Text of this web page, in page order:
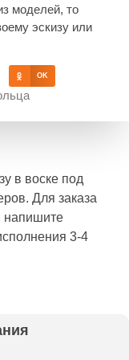
моделей, то
эскизу или
OK
в воске под
Для заказа
напишите
3-4